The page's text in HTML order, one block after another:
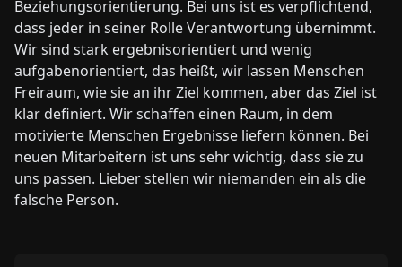
Beziehungsorientierung. Bei uns ist es verpflichtend,
dass jeder in seiner Rolle Verantwortung übernimmt.
Wir sind stark ergebnisorientiert und wenig
aufgabenorientiert, das heißt, wir lassen Menschen
Freiraum, wie sie an ihr Ziel kommen, aber das Ziel ist
klar definiert. Wir schaffen einen Raum, in dem
motivierte Menschen Ergebnisse liefern können. Bei
neuen Mitarbeitern ist uns sehr wichtig, dass sie zu
uns passen. Lieber stellen wir niemanden ein als die
falsche Person.